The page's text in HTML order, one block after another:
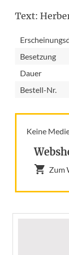
Text:
Besetzung
Dauer
Bestell-Nr.
Keine
Zum